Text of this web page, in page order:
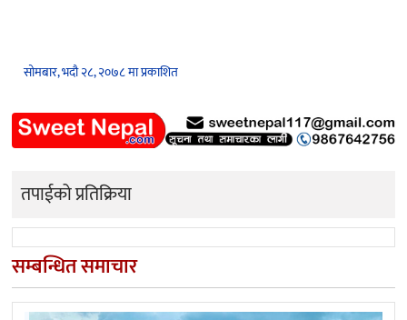
सोमबार, भदौ २८, २०७८ मा प्रकाशित
तपाईको प्रतिक्रिया
सम्बन्धित समाचार